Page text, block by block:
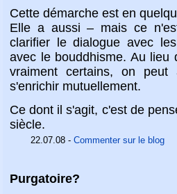
Cette démarche est en
Elle a aussi – mais ce
clarifier le dialogue avec
avec le bouddhisme. Au lieu
vraiment certains, on
s'enrichir mutuellement.
Ce dont il s'agit, c'est de
siècle.
22.07.08 - Commenter sur le blog
Purgatoire?